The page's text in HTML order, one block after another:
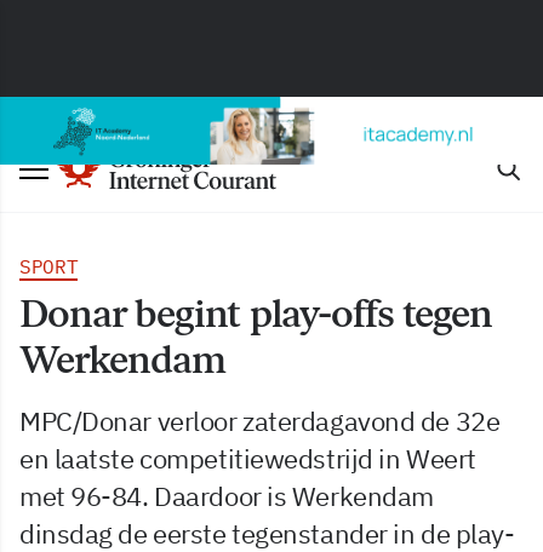
SPORT
Donar begint play-offs tegen
Werkendam
MPC/Donar verloor zaterdagavond de 32e
en laatste competitiewedstrijd in Weert
met 96-84. Daardoor is Werkendam
dinsdag de eerste tegenstander in de play-